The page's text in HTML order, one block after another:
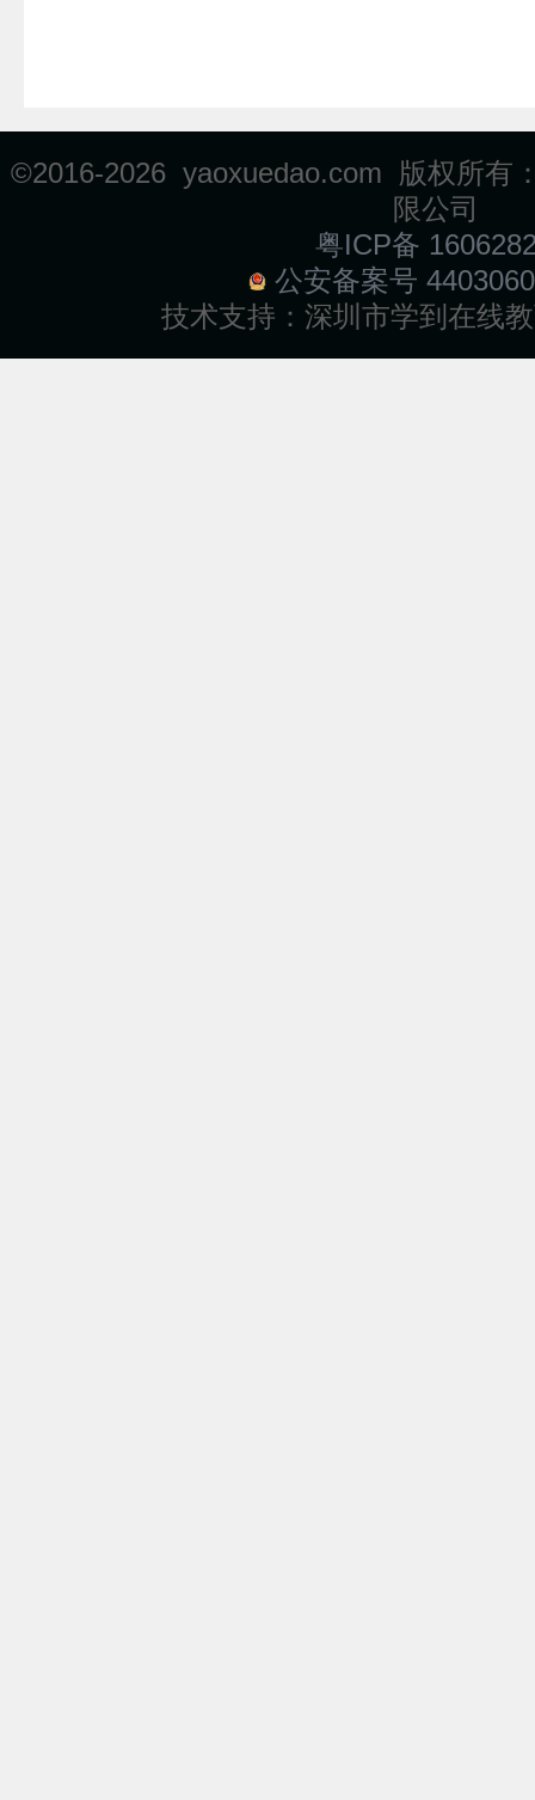
©2016-2026 yaoxuedao.com 版权所有
限公司
粤ICP备
公安备案号
技术支持： 深圳市学到在线